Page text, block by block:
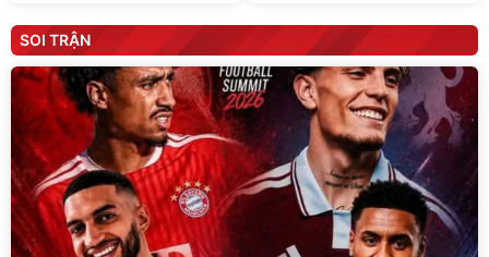
SOI TRẬN